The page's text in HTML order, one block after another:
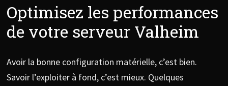
Optimisez les performances
de votre serveur Valheim
Avoir la bonne configuration matérielle, c’est bien.
Savoir l’exploiter à fond, c’est mieux. Quelques